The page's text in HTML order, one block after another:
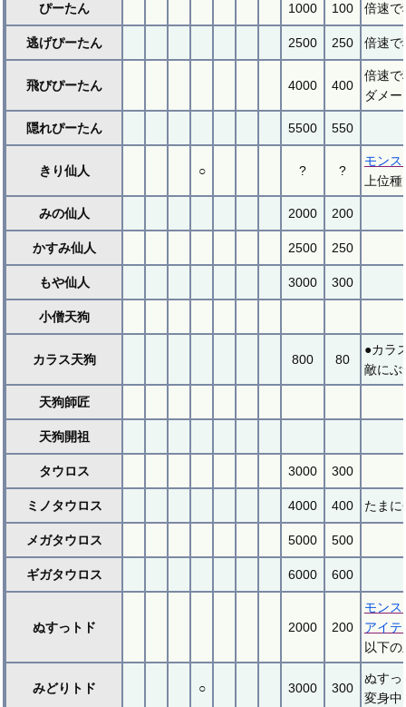
ぴーたん 1000 100 倍速で
逃げぴーたん 2500 250 倍速で
飛びぴーたん 4000 400
倍速で
ダメ
隠れぴーたん 5500 550
きり仙人 ○ ? ?
モンス
上位
みの仙人 2000 200
かすみ仙人 2500 250
もや仙人 3000 300
小僧天狗
カラス天狗 800 80
●カラ
敵にぶ
天狗師匠
天狗開祖
タウロス 3000 300
ミノタウロス 4000 400 たまに
メガタウロス 5000 500
ギガタウロス 6000 600
ぬすっトド 2000 200
モンス
アイテ
以下
みどりトド ○ 3000 300
ぬすっ
変身中